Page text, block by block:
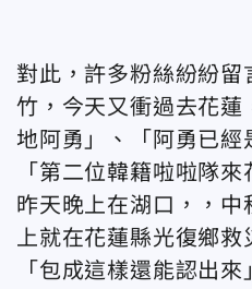
對此，許多粉絲紛紛
竹，今天又衝過去花蓮
地阿勇」、「阿勇已經
「第二位韓籍啦啦隊
昨天晚上在湖口，，
上就在花蓮縣光復鄉
「包成這樣還能認出